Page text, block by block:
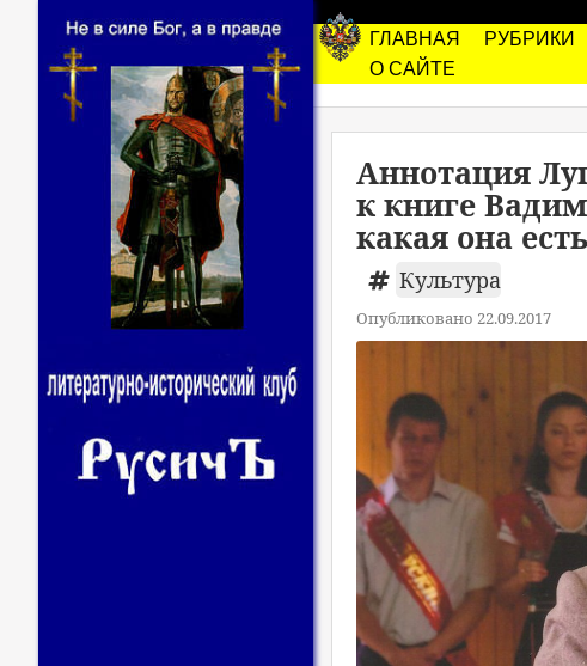
ГЛАВНАЯ РУБРИКИ
О САЙТЕ
Аннотация
к книге
какая она
Культура
Опубликовано 22.09.2017